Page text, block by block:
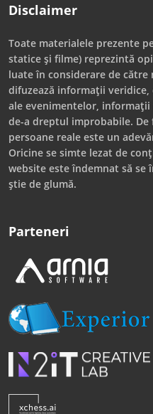
Disclaimer
Toate materialele prezente
statice și filme) reprezintă
luate în considerare de către
difuzează informații
ale evenimentelor,
de-a dreptul improbabile. De
persoane reale este un
Oricine se simte lezat de
website este îndemnat să se
știe de glumă.
Parteneri